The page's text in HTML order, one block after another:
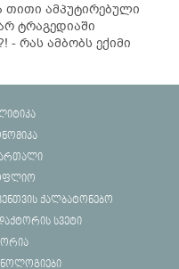
თითი ამპუტირებული
ტრაგედიაში
რას ამბობს ექიმი
ქალბატონებო
სვეტი